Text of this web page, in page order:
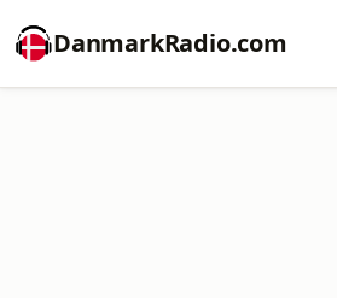
DanmarkRadio.com